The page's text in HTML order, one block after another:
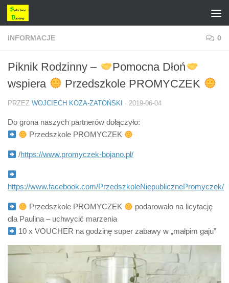
Przejdź do treści
INFORMACJE 0
Piknik Rodzinny –
Pomocna Dłoń
wspiera
Przedszkole PROMYCZEK
PRZEZ WOJCIECH KOZA-ZATOŃSKI · 2019-06-04
Do grona naszych partnerów dołączyło:
Przedszkole PROMYCZEK
/https://www.promyczek-bojano.pl/
https://www.facebook.com/PrzedszkoleNiepublicznePromyczek/
Przedszkole PROMYCZEK
podarowało na licytację
dla Paulina – uchwycić marzenia
10 x VOUCHER na godzinę super zabawy w „małpim gaju”